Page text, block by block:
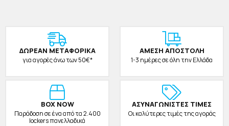
ΔΩΡΕAΝ ΜΕΤΑΦΟΡΙΚΑ
για αγορές άνω των 50€*
ΑΜΕΣΗ ΑΠΟΣΤΟΛΗ
1-3 ημέρες σε όλη την Ελλάδα
BOX NOW
Παράδοση σε ένα από τα 2.400
lockers πανελλαδικά
ΑΣΥΝΑΓΩΝΙΣΤΕΣ ΤΙΜΕΣ
Οι καλύτερες τιμές της αγοράς